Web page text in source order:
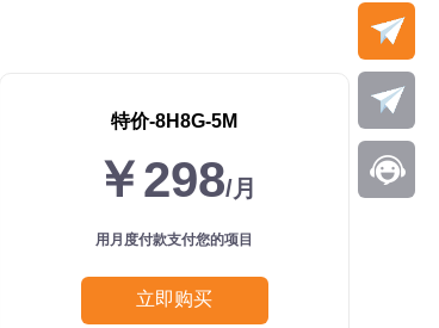
特价-8H8G-5M
￥298/月
用月度付款支付您的项目
立即购买